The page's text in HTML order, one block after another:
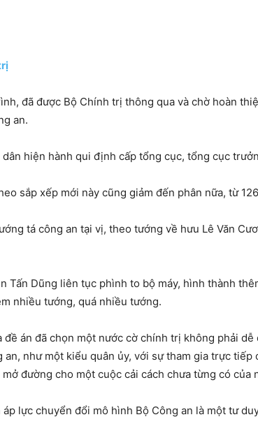
đã được Bộ Chính trị thông qua và chờ hoàn
an.
hiện hành qui định cấp tổng cục, tổng cục
sắp xếp mới này cũng giảm đến phân nữa, từ
tá công an tại vị, theo tướng về hưu Lê Văn
Tấn Dũng liên tục phình to bộ máy, hình thành
nhiều tướng, quá nhiều tướng.
án đã chọn một nước cờ chính trị không phải
như một kiểu quân ủy, với sự tham gia trực tiếp
đường cho một cuộc cải cách chưa từng có của
lực chuyển đổi mô hình Bộ Công an là một tư